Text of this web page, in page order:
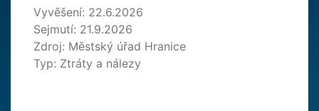
Vyvěšení: 22.6.2026
Sejmutí: 21.9.2026
Zdroj: Městský úřad Hranice
Typ: Ztráty a nálezy